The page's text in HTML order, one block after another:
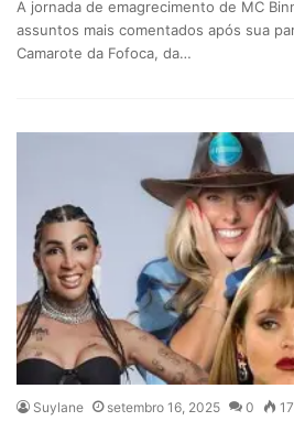
A jornada de emagrecimento de MC
assuntos mais comentados após sua
Camarote da Fofoca, da…
Suylane setembro 16, 2025 0